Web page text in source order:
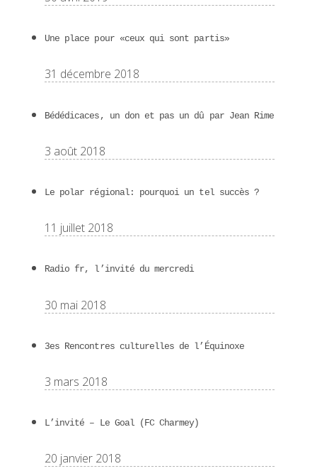
Une place pour «ceux qui sont partis»
31 décembre 2018
Bédédicaces, un don et pas un dû par Jean Rime
3 août 2018
Le polar régional: pourquoi un tel succès ?
11 juillet 2018
Radio fr, l’invité du mercredi
30 mai 2018
3es Rencontres culturelles de l’Équinoxe
3 mars 2018
L’invité – Le Goal (FC Charmey)
20 janvier 2018